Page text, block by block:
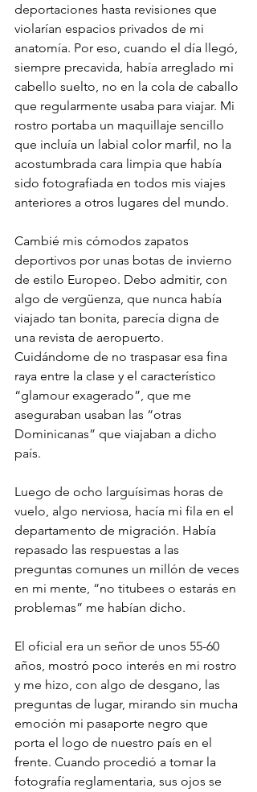
deportaciones hasta revisiones que
violarían espacios privados de mi
anatomía. Por eso, cuando el día llegó,
siempre precavida, había arreglado mi
cabello suelto, no en la cola de caballo
que regularmente usaba para viajar. Mi
rostro portaba un maquillaje sencillo
que incluía un labial color marfil, no la
acostumbrada cara limpia que había
sido fotografiada en todos mis viajes
anteriores a otros lugares del mundo.
Cambié mis cómodos zapatos
deportivos por unas botas de invierno
de estilo Europeo. Debo admitir, con
algo de vergüenza, que nunca había
viajado tan bonita, parecía digna de
una revista de aeropuerto.
Cuidándome de no traspasar esa fina
raya entre la clase y el característico
“glamour exagerado”, que me
aseguraban usaban las “otras
Dominicanas” que viajaban a dicho
país.
Luego de ocho larguísimas horas de
vuelo, algo nerviosa, hacía mi fila en el
departamento de migración. Había
repasado las respuestas a las
preguntas comunes un millón de veces
en mi mente, “no titubees o estarás en
problemas” me habían dicho.
El oficial era un señor de unos 55-60
años, mostró poco interés en mi rostro
y me hizo, con algo de desgano, las
preguntas de lugar, mirando sin mucha
emoción mi pasaporte negro que
porta el logo de nuestro país en el
frente. Cuando procedió a tomar la
fotografía reglamentaria, sus ojos se